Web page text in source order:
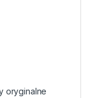
oryginalne